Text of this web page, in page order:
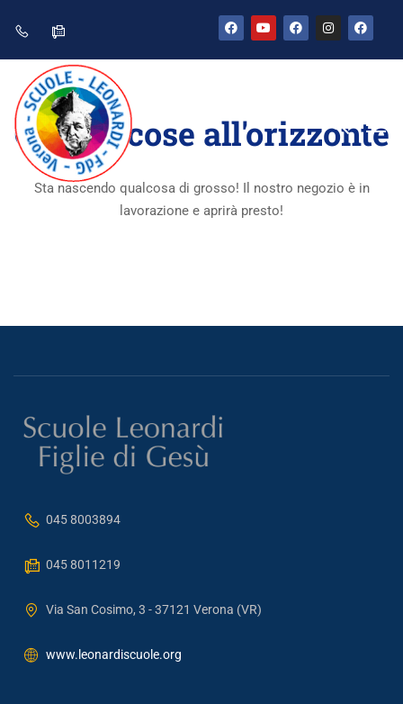
Grandi cose all'orizzonte
Sta nascendo qualcosa di grosso! Il nostro negozio è in
lavorazione e aprirà presto!
045 8003894
045 8011219
Via San Cosimo, 3 - 37121 Verona (VR)
www.leonardiscuole.org